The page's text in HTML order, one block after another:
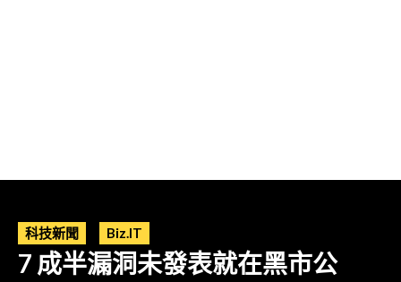
科技新聞 Biz.IT
7 成半漏洞未發表就在黑市公